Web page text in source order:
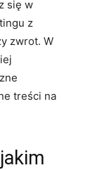
się w
z
zwrot. W
treści na